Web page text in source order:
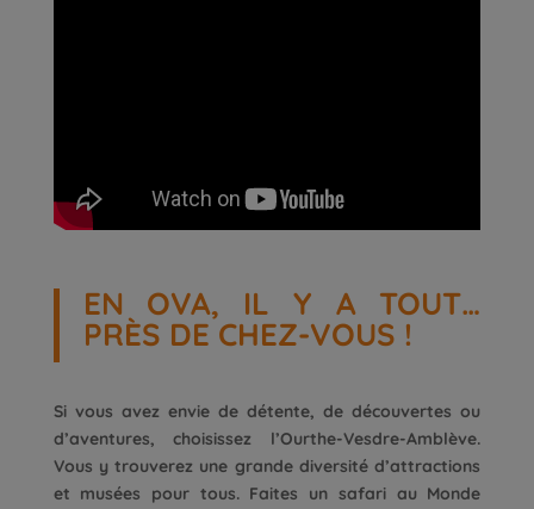
EN OVA, IL Y A TOUT…
PRÈS DE CHEZ-VOUS !
Si vous avez envie de détente, de découvertes ou
d’aventures, choisissez l’Ourthe-Vesdre-Amblève.
Vous y trouverez une grande diversité d’attractions
et musées pour tous. Faites un safari au Monde